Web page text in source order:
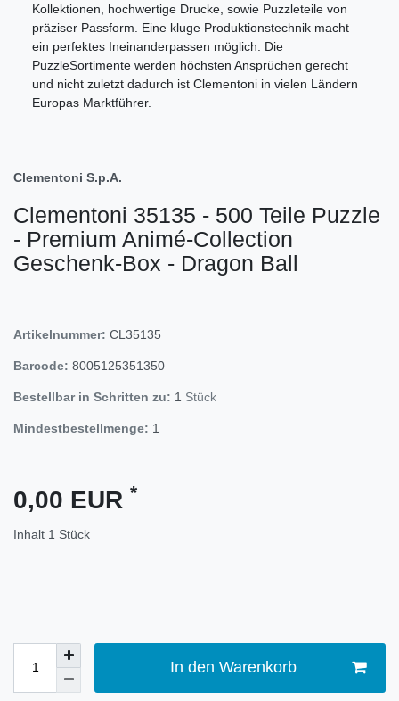
Kollektionen, hochwertige Drucke, sowie Puzzleteile von
präziser Passform. Eine kluge Produktionstechnik macht
ein perfektes Ineinanderpassen möglich. Die
PuzzleSortimente werden höchsten Ansprüchen gerecht
und nicht zuletzt dadurch ist Clementoni in vielen Ländern
Europas Marktführer.
Clementoni S.p.A.
Clementoni 35135 - 500 Teile Puzzle
- Premium Animé-Collection
Geschenk-Box - Dragon Ball
Artikelnummer: CL35135
Barcode: 8005125351350
Bestellbar in Schritten zu: 1 Stück
Mindestbestellmenge: 1
0,00 EUR *
Inhalt 1 Stück
In den Warenkorb